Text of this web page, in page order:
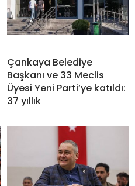
Çankaya Belediye
Başkanı ve 33 Meclis
Üyesi Yeni Parti’ye katıldı:
37 yıllık